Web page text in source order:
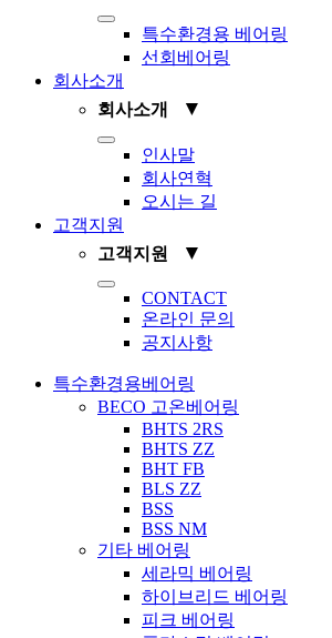
Toggle
Navigation특수환경용 베어링
선회베어링
회사소개
회사소개
▼
Toggle
Navigation
인사말
회사연혁
오시는 길
고객지원
고객지원
▼
Toggle
Navigation
CONTACT
온라인 문의
공지사항
특수환경용베어링
BECO 고온베어링
BHTS 2RS
BHTS ZZ
BHT FB
BLS ZZ
BSS
BSS NM
기타 베어링
세라믹 베어링
하이브리드 베어링
피크 베어링